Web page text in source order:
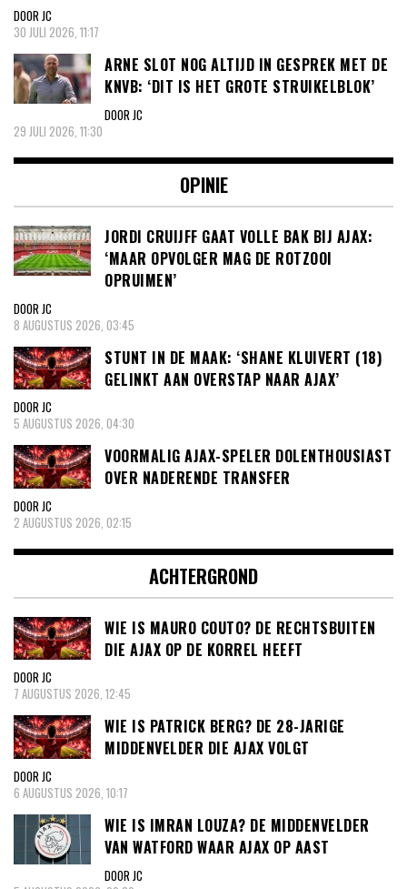
DOOR JC
30 JULI 2026, 11:17
ARNE SLOT NOG ALTIJD IN GESPREK MET DE
KNVB: ‘DIT IS HET GROTE STRUIKELBLOK’
DOOR JC
29 JULI 2026, 11:30
OPINIE
JORDI CRUIJFF GAAT VOLLE BAK BIJ AJAX:
‘MAAR OPVOLGER MAG DE ROTZOOI
OPRUIMEN’
DOOR JC
8 AUGUSTUS 2026, 03:45
STUNT IN DE MAAK: ‘SHANE KLUIVERT (18)
GELINKT AAN OVERSTAP NAAR AJAX’
DOOR JC
5 AUGUSTUS 2026, 04:30
VOORMALIG AJAX-SPELER DOLENTHOUSIAST
OVER NADERENDE TRANSFER
DOOR JC
2 AUGUSTUS 2026, 02:15
ACHTERGROND
WIE IS MAURO COUTO? DE RECHTSBUITEN
DIE AJAX OP DE KORREL HEEFT
DOOR JC
7 AUGUSTUS 2026, 12:45
WIE IS PATRICK BERG? DE 28-JARIGE
MIDDENVELDER DIE AJAX VOLGT
DOOR JC
6 AUGUSTUS 2026, 10:17
WIE IS IMRAN LOUZA? DE MIDDENVELDER
VAN WATFORD WAAR AJAX OP AAST
DOOR JC